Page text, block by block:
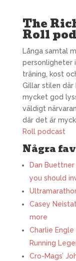
The
Roll
Långa samtal
personligheter
träning, kost
Gillar stilen där
mycket god
väldigt
där det är
Roll podcast
Några
Dan
you should
Casey
more
Charlie
Running
Cro-Mags’